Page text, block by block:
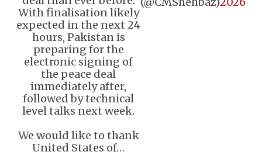
With finalisation likely
expected in the next 24
hours, Pakistan is
preparing for the
electronic signing of
the peace deal
immediately after,
followed by technical
level talks next week.
We would like to thank
United States of…